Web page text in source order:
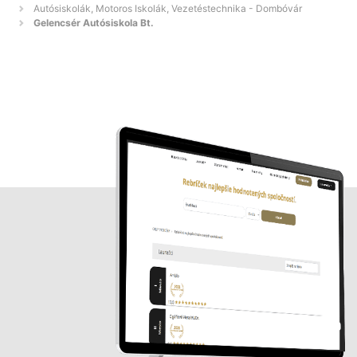
Autósiskolák, Motoros Iskolák, Vezetéstechnika - Dombóvár
Gelencsér Autósiskola Bt.